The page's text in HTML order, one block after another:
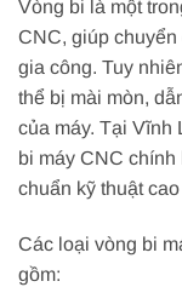
Vòng bi là một
CNC, giúp chuyển
gia công. Tuy
thể bị mài mòn,
của máy. Tại Vĩnh
bi máy CNC
chuẩn kỹ thuật
Các loại vòng bi
gồm: